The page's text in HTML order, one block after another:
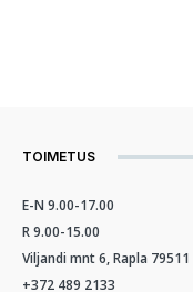
TOIMETUS
E-N 9.00-17.00
R 9.00-15.00
Viljandi mnt 6, Rapla 79511
+372 489 2133